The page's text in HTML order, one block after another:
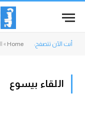
أنت الآن تتصفح: Home
»
اللقاء بيسوع